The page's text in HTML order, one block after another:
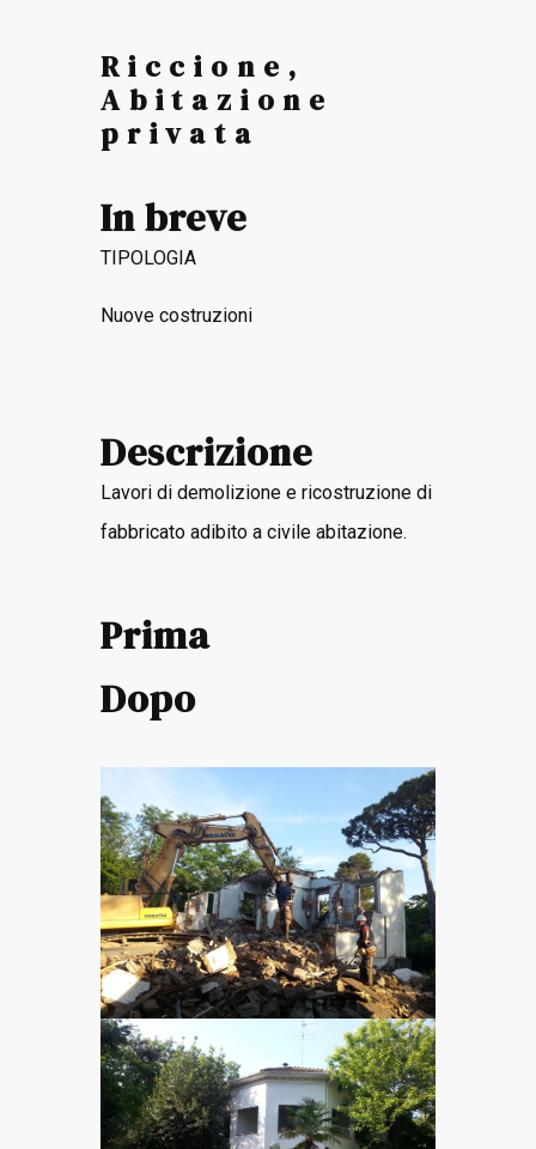
Riccione,
Abitazione
privata
In breve
TIPOLOGIA
Nuove costruzioni
Descrizione
Lavori di demolizione e ricostruzione di
fabbricato adibito a civile abitazione.
Prima
Dopo